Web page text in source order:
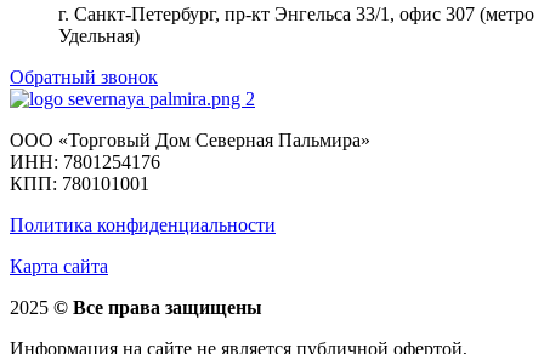
г. Санкт-Петербург, пр-кт Энгельса 33/1, офис 307 (метро
Удельная)
Обратный звонок
ООО «Торговый Дом Северная Пальмира»
ИНН: 7801254176
КПП: 780101001
Политика конфиденциальности
Карта сайта
2025 © Все права защищены
Информация на сайте не является публичной офертой,